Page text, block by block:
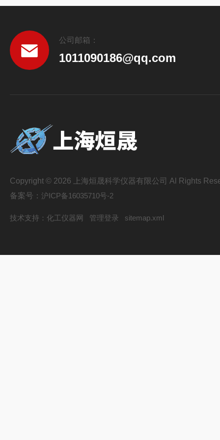
公司邮箱：
1011090186@qq.com
Copyright © 2026 上海烜晟科学仪器有限公司 Al Rights
备案号： 沪ICP备16035710号-2
技术支持： 化工仪器网 管理登录 sitemap.xml